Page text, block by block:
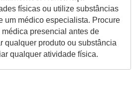
físicas ou utilize substâncias
um médico especialista. Procure
presencial antes de
qualquer produto ou substância
qualquer atividade física.